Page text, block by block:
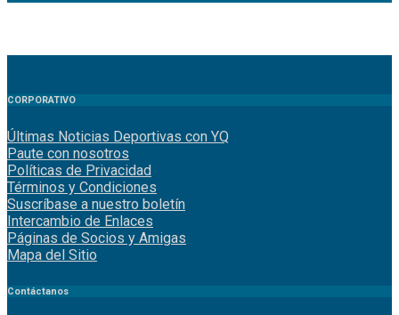
CORPORATIVO
Últimas Noticias Deportivas con YQ
Paute con nosotros
Políticas de Privacidad
Términos y Condiciones
Suscríbase a nuestro boletín
Intercambio de Enlaces
Páginas de Socios y Amigas
Mapa del Sitio
Contáctanos